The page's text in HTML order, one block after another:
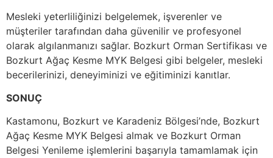
Mesleki yeterliliğinizi belgelemek, işverenler ve
müşteriler tarafından daha güvenilir ve profesyonel
olarak algılanmanızı sağlar. Bozkurt Orman Sertifikası ve
Bozkurt Ağaç Kesme MYK Belgesi gibi belgeler, mesleki
becerilerinizi, deneyiminizi ve eğitiminizi kanıtlar.
SONUÇ
Kastamonu, Bozkurt ve Karadeniz Bölgesi’nde, Bozkurt
Ağaç Kesme MYK Belgesi almak ve Bozkurt Orman
Belgesi Yenileme işlemlerini başarıyla tamamlamak için